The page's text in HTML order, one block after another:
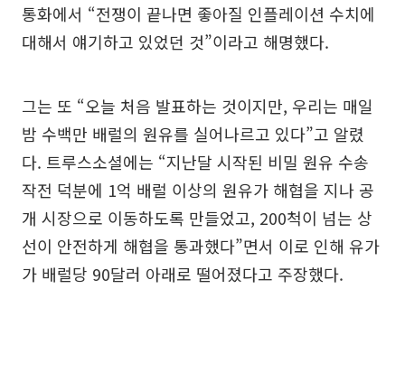
통화에서 “전쟁이 끝나면 좋아질 인플레이션 수치에
대해서 얘기하고 있었던 것”이라고 해명했다.
그는 또 “오늘 처음 발표하는 것이지만, 우리는 매일
밤 수백만 배럴의 원유를 실어나르고 있다”고 알렸
다. 트루스소셜에는 “지난달 시작된 비밀 원유 수송
작전 덕분에 1억 배럴 이상의 원유가 해협을 지나 공
개 시장으로 이동하도록 만들었고, 200척이 넘는 상
선이 안전하게 해협을 통과했다”면서 이로 인해 유가
가 배럴당 90달러 아래로 떨어졌다고 주장했다.